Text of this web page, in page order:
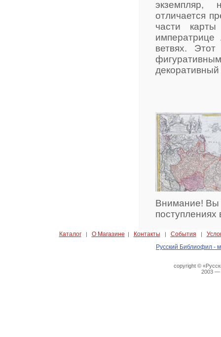
экземпляр,
отличается
части
ветвях.
Внимание! Вы
Каталог| О Магазине | Контакты | События |
Русский Библиофил -
copyright ©
2003 —